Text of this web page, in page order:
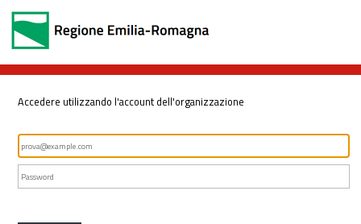
Accedere utilizzando l'account dell'organizzazione